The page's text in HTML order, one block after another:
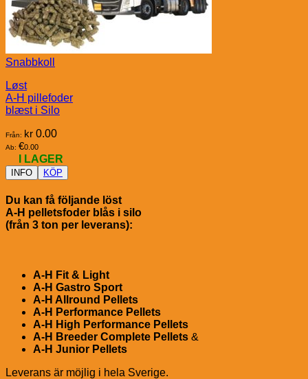
Snabbkoll
Løst
A-H pillefoder
blæst i Silo
Från: kr 0.00
Ab: €0.00
I LAGER
INFO KÖP
Du kan få följande löst
A-H pelletsfoder blås i silo
(från 3 ton per leverans):
A-H Fit & Light
A-H Gastro Sport
A-H Allround Pellets
A-H Performance Pellets
A-H High Performance Pellets
A-H Breeder Complete Pellets &
A-H Junior Pellets
Leverans är möjlig i hela Sverige.